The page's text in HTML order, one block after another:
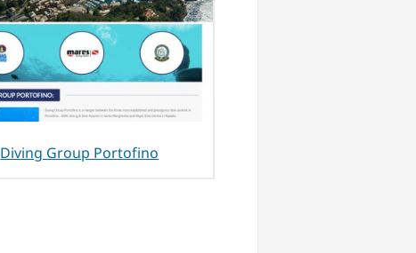
Diving Group Portofino